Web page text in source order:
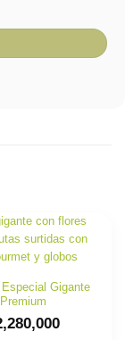
Gigante
Premium